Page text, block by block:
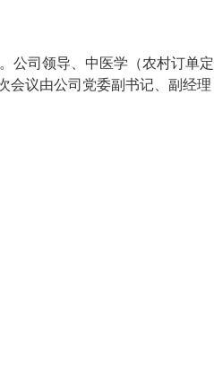
公司领导、中医学（农村订单定
会议由公司党委副书记、副经理